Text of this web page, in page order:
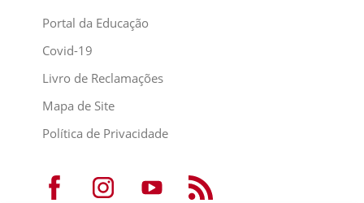
Portal da Educação
Covid-19
Livro de Reclamações
Mapa de Site
Política de Privacidade